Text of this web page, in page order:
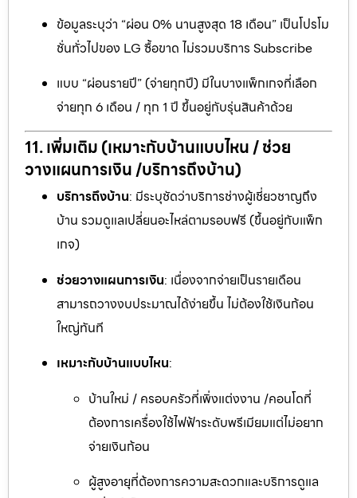
ข้อมูลระบุว่า “ผ่อน 0% นานสูงสุด 18 เดือน” เป็นโปรโม
ชั่นทั่วไปของ LG ซื้อขาด ไม่รวมบริการ Subscribe
แบบ “ผ่อนรายปี” (จ่ายทุกปี) มีในบางแพ็กเกจที่เลือก
จ่ายทุก 6 เดือน / ทุก 1 ปี ขึ้นอยู่กับรุ่นสินค้าด้วย
11. เพิ่มเติม (เหมาะกับบ้านแบบไหน / ช่วย
วางแผนการเงิน /บริการถึงบ้าน)
บริการถึงบ้าน: มีระบุชัดว่าบริการช่างผู้เชี่ยวชาญถึง
บ้าน รวมดูแลเปลี่ยนอะไหล่ตามรอบฟรี (ขึ้นอยู่กับแพ็ก
เกจ)
ช่วยวางแผนการเงิน: เนื่องจากจ่ายเป็นรายเดือน
สามารถวางงบประมาณได้ง่ายขึ้น ไม่ต้องใช้เงินก้อน
ใหญ่ทันที
เหมาะกับบ้านแบบไหน:
บ้านใหม่ / ครอบครัวที่เพิ่งแต่งงาน /คอนโดที่
ต้องการเครื่องใช้ไฟฟ้าระดับพรีเมียมแต่ไม่อยาก
จ่ายเงินก้อน
ผู้สูงอายุที่ต้องการความสะดวกและบริการดูแล